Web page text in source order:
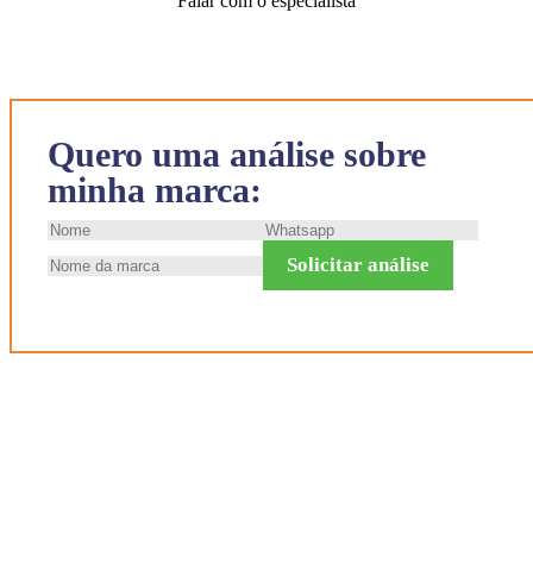
Quero uma análise sobre
minha marca:
Solicitar análise